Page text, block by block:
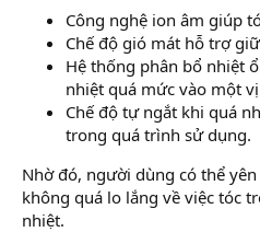
Công nghệ ion âm giúp
Chế độ gió mát hỗ trợ
Hệ thống phân bổ nhiệt
nhiệt quá mức vào một
Chế độ tự ngắt khi quá
trong quá trình sử dụng.
Nhờ đó, người dùng có thể
không quá lo lắng về việc tóc
nhiệt.